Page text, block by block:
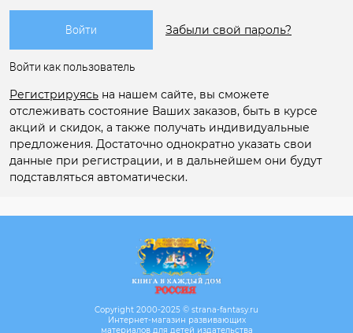
Забыли свой пароль?
Войти как пользователь
Регистрируясь на нашем сайте, вы сможете
отслеживать состояние Ваших заказов, быть в курсе
акций и скидок, а также получать индивидуальные
предложения. Достаточно однократно указать свои
данные при регистрации, и в дальнейшем они будут
подставляться автоматически.
Copyright 2000-2025 © strana-fantasy.ru
Интернет-магазин развивающих
материалов для детей издательства